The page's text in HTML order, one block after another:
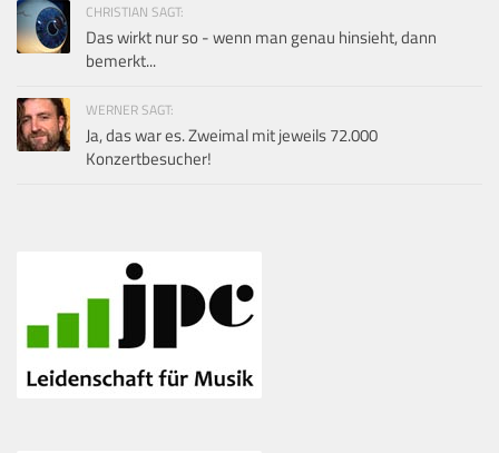
CHRISTIAN SAGT:
Das wirkt nur so - wenn man genau hinsieht, dann
bemerkt...
WERNER SAGT:
Ja, das war es. Zweimal mit jeweils 72.000
Konzertbesucher!